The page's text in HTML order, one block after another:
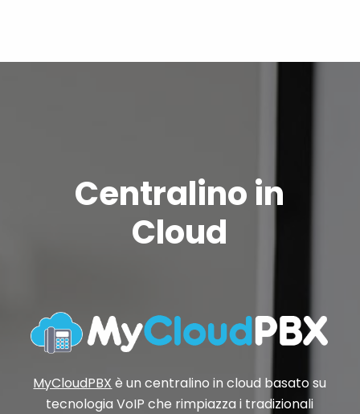
Centralino in
Cloud
MyCloudPBX è un centralino in cloud basato su
tecnologia VoIP che rimpiazza i tradizionali